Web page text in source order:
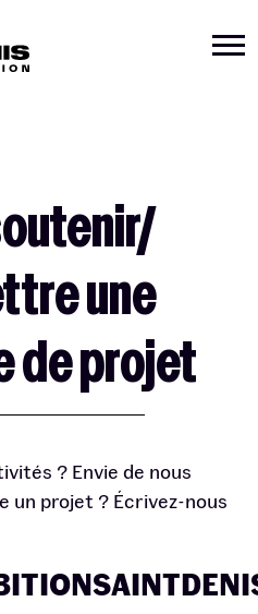
une
de projet
? Envie de nous
un projet ? Écrivez-nous